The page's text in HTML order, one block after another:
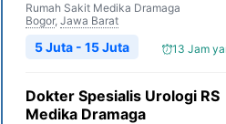
Rumah Sakit Medika Dramaga
Bogor, Jawa Barat
13 Jam
5 Juta - 15 Juta
Dokter Spesialis Urologi RS
Medika Dramaga